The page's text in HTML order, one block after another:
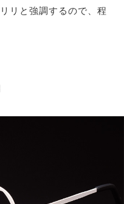
リと強調するので、程